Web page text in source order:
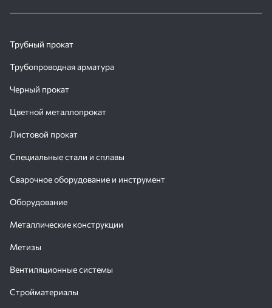
Трубный прокат
Трубопроводная арматура
Черный прокат
Цветной металлопрокат
Листовой прокат
Специальные стали и сплавы
Сварочное оборудование и инструмент
Оборудование
Металлические конструкции
Метизы
Вентиляционные системы
Стройматериалы